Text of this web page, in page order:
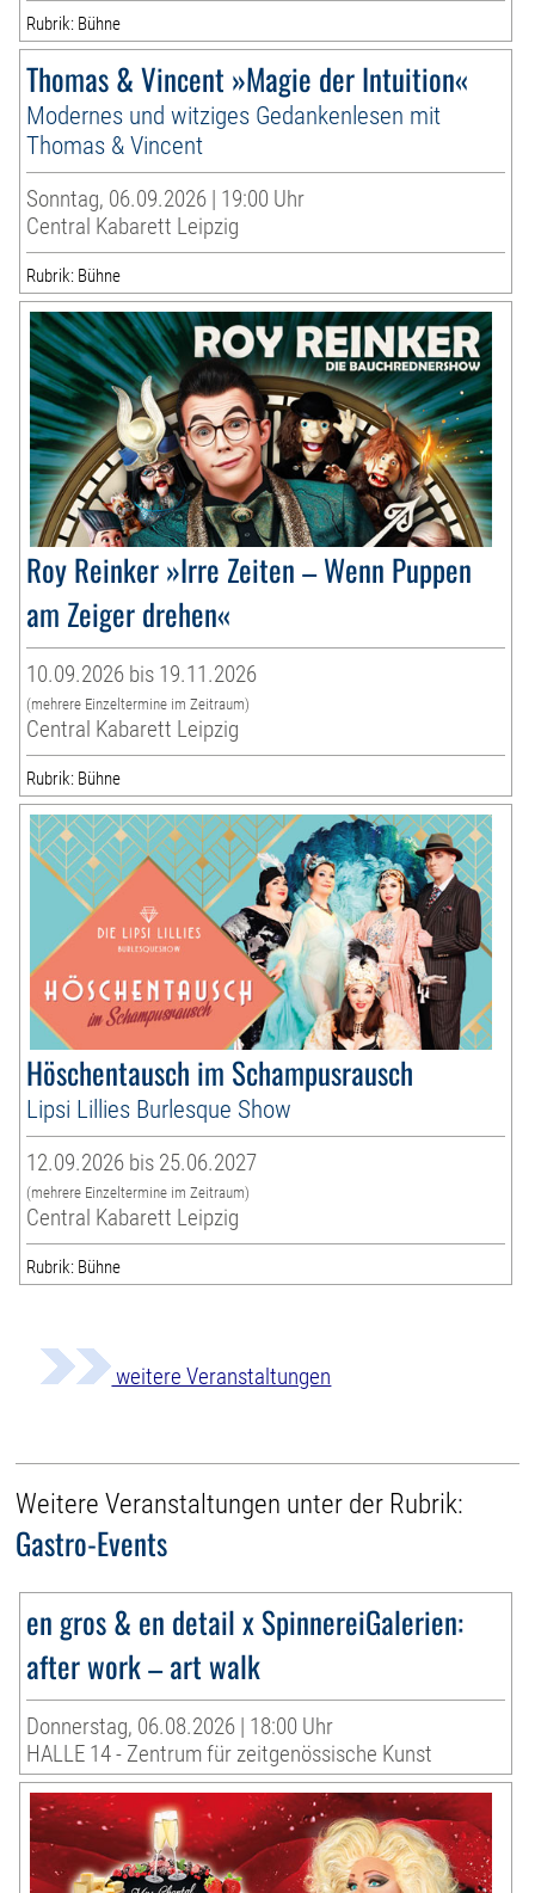
Rubrik: Bühne
Thomas & Vincent »Magie der Intuition«
Modernes und witziges Gedankenlesen mit
Thomas & Vincent
Sonntag, 06.09.2026 | 19:00 Uhr
Central Kabarett Leipzig
Rubrik: Bühne
Roy Reinker »Irre Zeiten – Wenn Puppen
am Zeiger drehen«
10.09.2026 bis 19.11.2026
(mehrere Einzeltermine im Zeitraum)
Central Kabarett Leipzig
Rubrik: Bühne
Höschentausch im Schampusrausch
Lipsi Lillies Burlesque Show
12.09.2026 bis 25.06.2027
(mehrere Einzeltermine im Zeitraum)
Central Kabarett Leipzig
Rubrik: Bühne
weitere Veranstaltungen
Weitere Veranstaltungen unter der Rubrik:
Gastro-Events
en gros & en detail x SpinnereiGalerien:
after work – art walk
Donnerstag, 06.08.2026 | 18:00 Uhr
HALLE 14 - Zentrum für zeitgenössische Kunst